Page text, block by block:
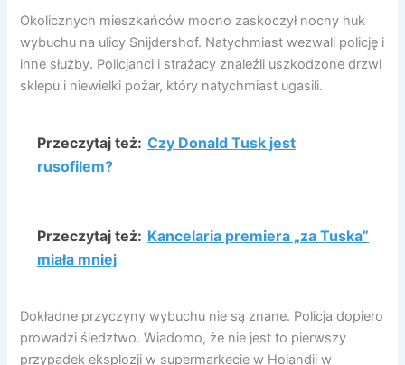
Okolicznych mieszkańców mocno zaskoczył nocny huk
wybuchu na ulicy Snijdershof. Natychmiast wezwali policję i
inne służby. Policjanci i strażacy znaleźli uszkodzone drzwi
sklepu i niewielki pożar, który natychmiast ugasili.
Przeczytaj też: Czy Donald Tusk jest
rusofilem?
Przeczytaj też: Kancelaria premiera „za Tuska”
miała mniej
Dokładne przyczyny wybuchu nie są znane. Policja dopiero
prowadzi śledztwo. Wiadomo, że nie jest to pierwszy
przypadek eksplozji w supermarkecie w Holandii w